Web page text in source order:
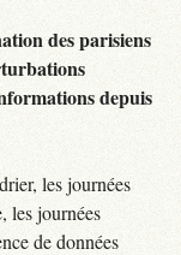
des parisiens
depuis
les journées
les journées
de données